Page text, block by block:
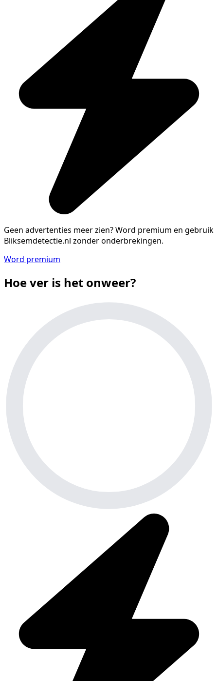
Geen advertenties meer zien?Word premium en gebruik
Bliksemdetectie.nl zonder onderbrekingen.
Word premium
Hoe ver is het onweer?